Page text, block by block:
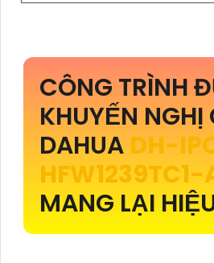
CÔNG TRÌNH
KHUYẾN NGHỊ
DAHUA DH-
HFW1239TC1-
MANG LẠI